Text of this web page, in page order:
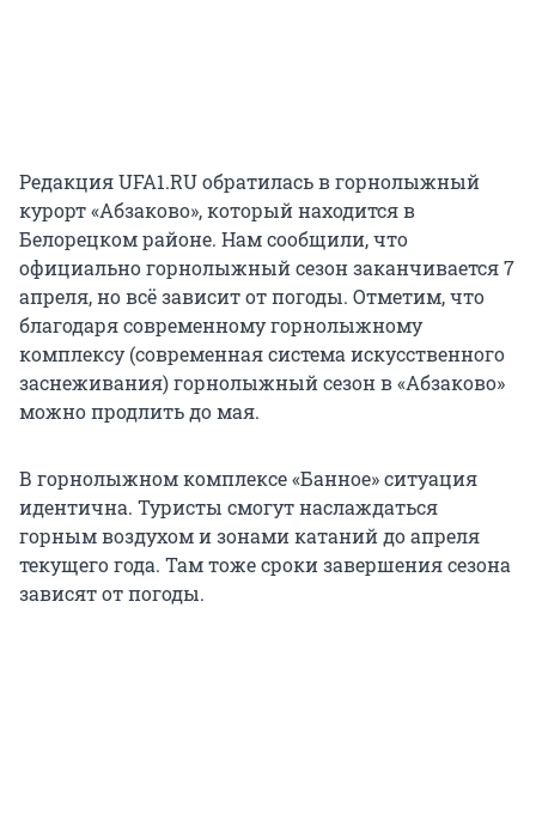
Редакция UFA1.RU обратилась в горнолыжный
курорт «Абзаково», который находится в
Белорецком районе. Нам сообщили, что
официально горнолыжный сезон заканчивается 7
апреля, но всё зависит от погоды. Отметим, что
благодаря современному горнолыжному
комплексу (современная система искусственного
заснеживания) горнолыжный сезон в «Абзаково»
можно продлить до мая.
В горнолыжном комплексе «Банное» ситуация
идентична. Туристы смогут наслаждаться
горным воздухом и зонами катаний до апреля
текущего года. Там тоже сроки завершения сезона
зависят от погоды.